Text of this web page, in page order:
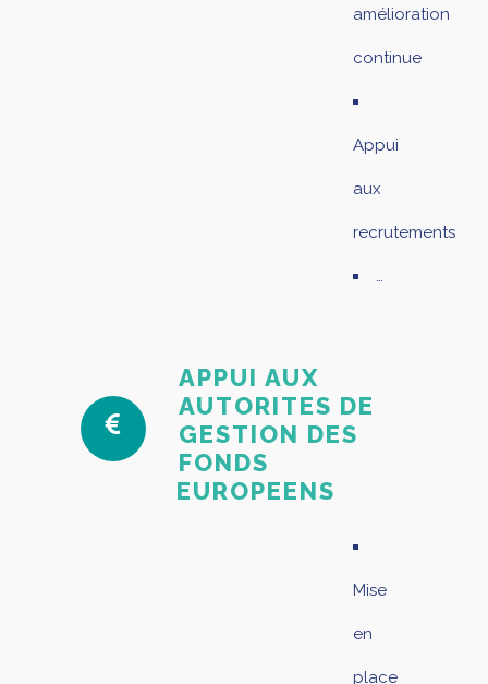
amélioration
continue
Appui
aux
recrutements
APPUI AUX
AUTORITES DE
GESTION DES
FONDS
EUROPEENS
Mise
en
place